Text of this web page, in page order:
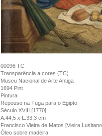
00096 TC
Transparência a cores (TC)
Museu Nacional de Arte Antiga
1694 Pint
Pintura
Repouso na Fuga para o Egipto
Século XVIII [1770]
A.44,5 x L.33,3 cm
Francisco Vieira de Matos [Vieira
Óleo sobre madeira